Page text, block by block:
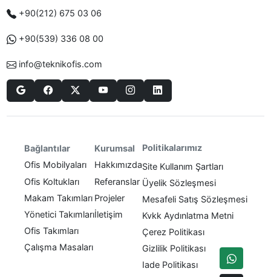
+90(212) 675 03 06
+90(539) 336 08 00
info@teknikofis.com
Bağlantılar
Ofis Mobilyaları
Ofis Koltukları
Makam Takımları
Yönetici Takımları
Ofis Takımları
Çalışma Masaları
Kurumsal
Hakkımızda
Referanslar
Projeler
İletişim
Politikalarımız
Site Kullanım Şartları
Üyelik Sözleşmesi
Mesafeli Satış Sözleşmesi
Kvkk Aydınlatma Metni
Çerez Politikası
Gizlilik Politikası
Iade Politikası